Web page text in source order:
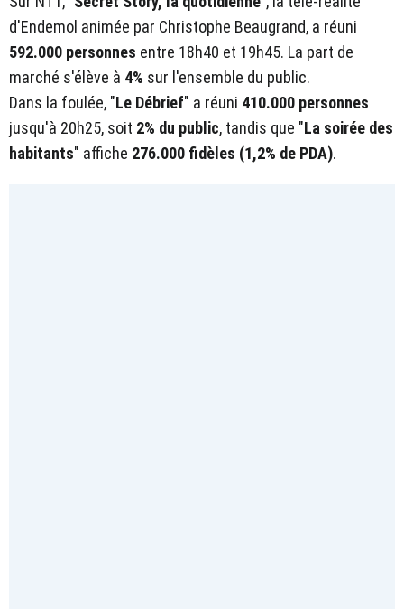
d'Endemol animée par Christophe Beaugrand, a réuni
592.000 personnes entre 18h40 et 19h45. La part de
marché s'élève à 4% sur l'ensemble du public.
Dans la foulée, "Le Débrief" a réuni 410.000 personnes
jusqu'à 20h25, soit 2% du public, tandis que "La soirée des
habitants" affiche 276.000 fidèles (1,2% de PDA).